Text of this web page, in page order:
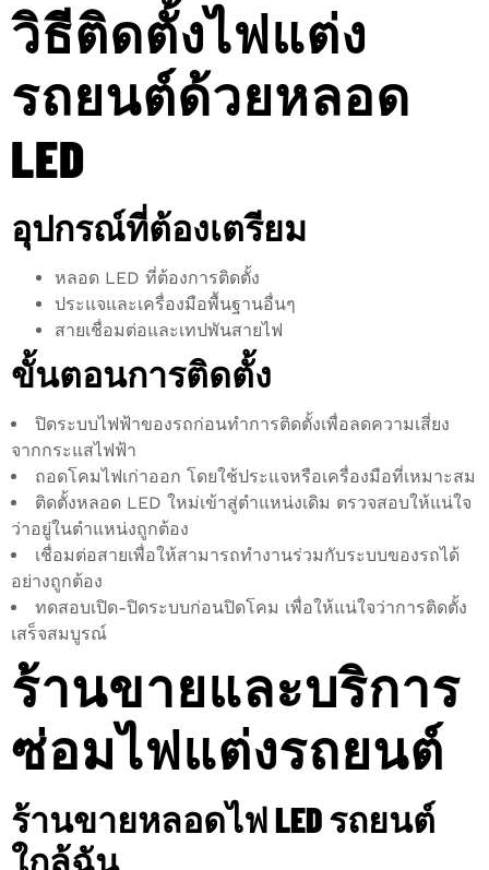
วิธีติดตั้งไฟแต่ง
รถยนต์ด้วยหลอด
LED
อุปกรณ์ที่ต้องเตรียม
หลอด LED ที่ต้องการติดตั้ง
ประแจและเครื่องมือพื้นฐานอื่นๆ
สายเชื่อมต่อและเทปพันสายไฟ
ขั้นตอนการติดตั้ง
ปิดระบบไฟฟ้าของรถก่อนทำการติดตั้งเพื่อลดความเสี่ยง
จากกระแสไฟฟ้า
ถอดโคมไฟเก่าออก โดยใช้ประแจหรือเครื่องมือที่เหมาะสม
ติดตั้งหลอด LED ใหม่เข้าสู่ตำแหน่งเดิม ตรวจสอบให้แน่ใจ
ว่าอยู่ในตำแหน่งถูกต้อง
เชื่อมต่อสายเพื่อให้สามารถทำงานร่วมกับระบบของรถได้
อย่างถูกต้อง
ทดสอบเปิด-ปิดระบบก่อนปิดโคม เพื่อให้แน่ใจว่าการติดตั้ง
เสร็จสมบูรณ์
ร้านขายและบริการ
ซ่อมไฟแต่งรถยนต์
ร้านขายหลอดไฟ LED รถยนต์
ใกล้ฉัน